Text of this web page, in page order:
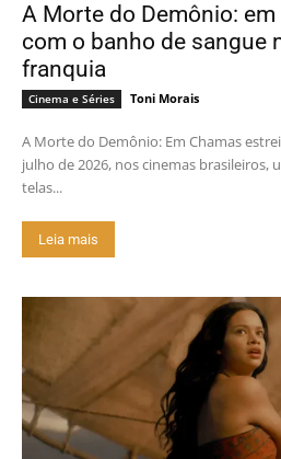
A Morte do Demônio:
com o banho de sangue
franquia
Cinema e Séries Toni Morais
A Morte do Demônio: Em Chamas
julho de 2026, nos cinemas brasileiros,
telas...
Leia mais